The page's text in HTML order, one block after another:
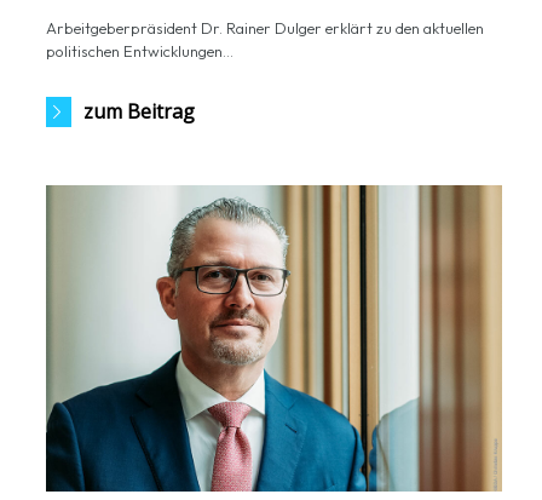
Arbeitgeberpräsident Dr. Rainer Dulger erklärt zu den aktuellen
politischen Entwicklungen...
zum Beitrag